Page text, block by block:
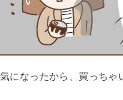
になったから、買っちゃ